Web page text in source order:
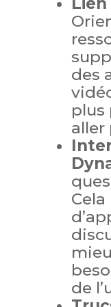
des
plus
aller
de